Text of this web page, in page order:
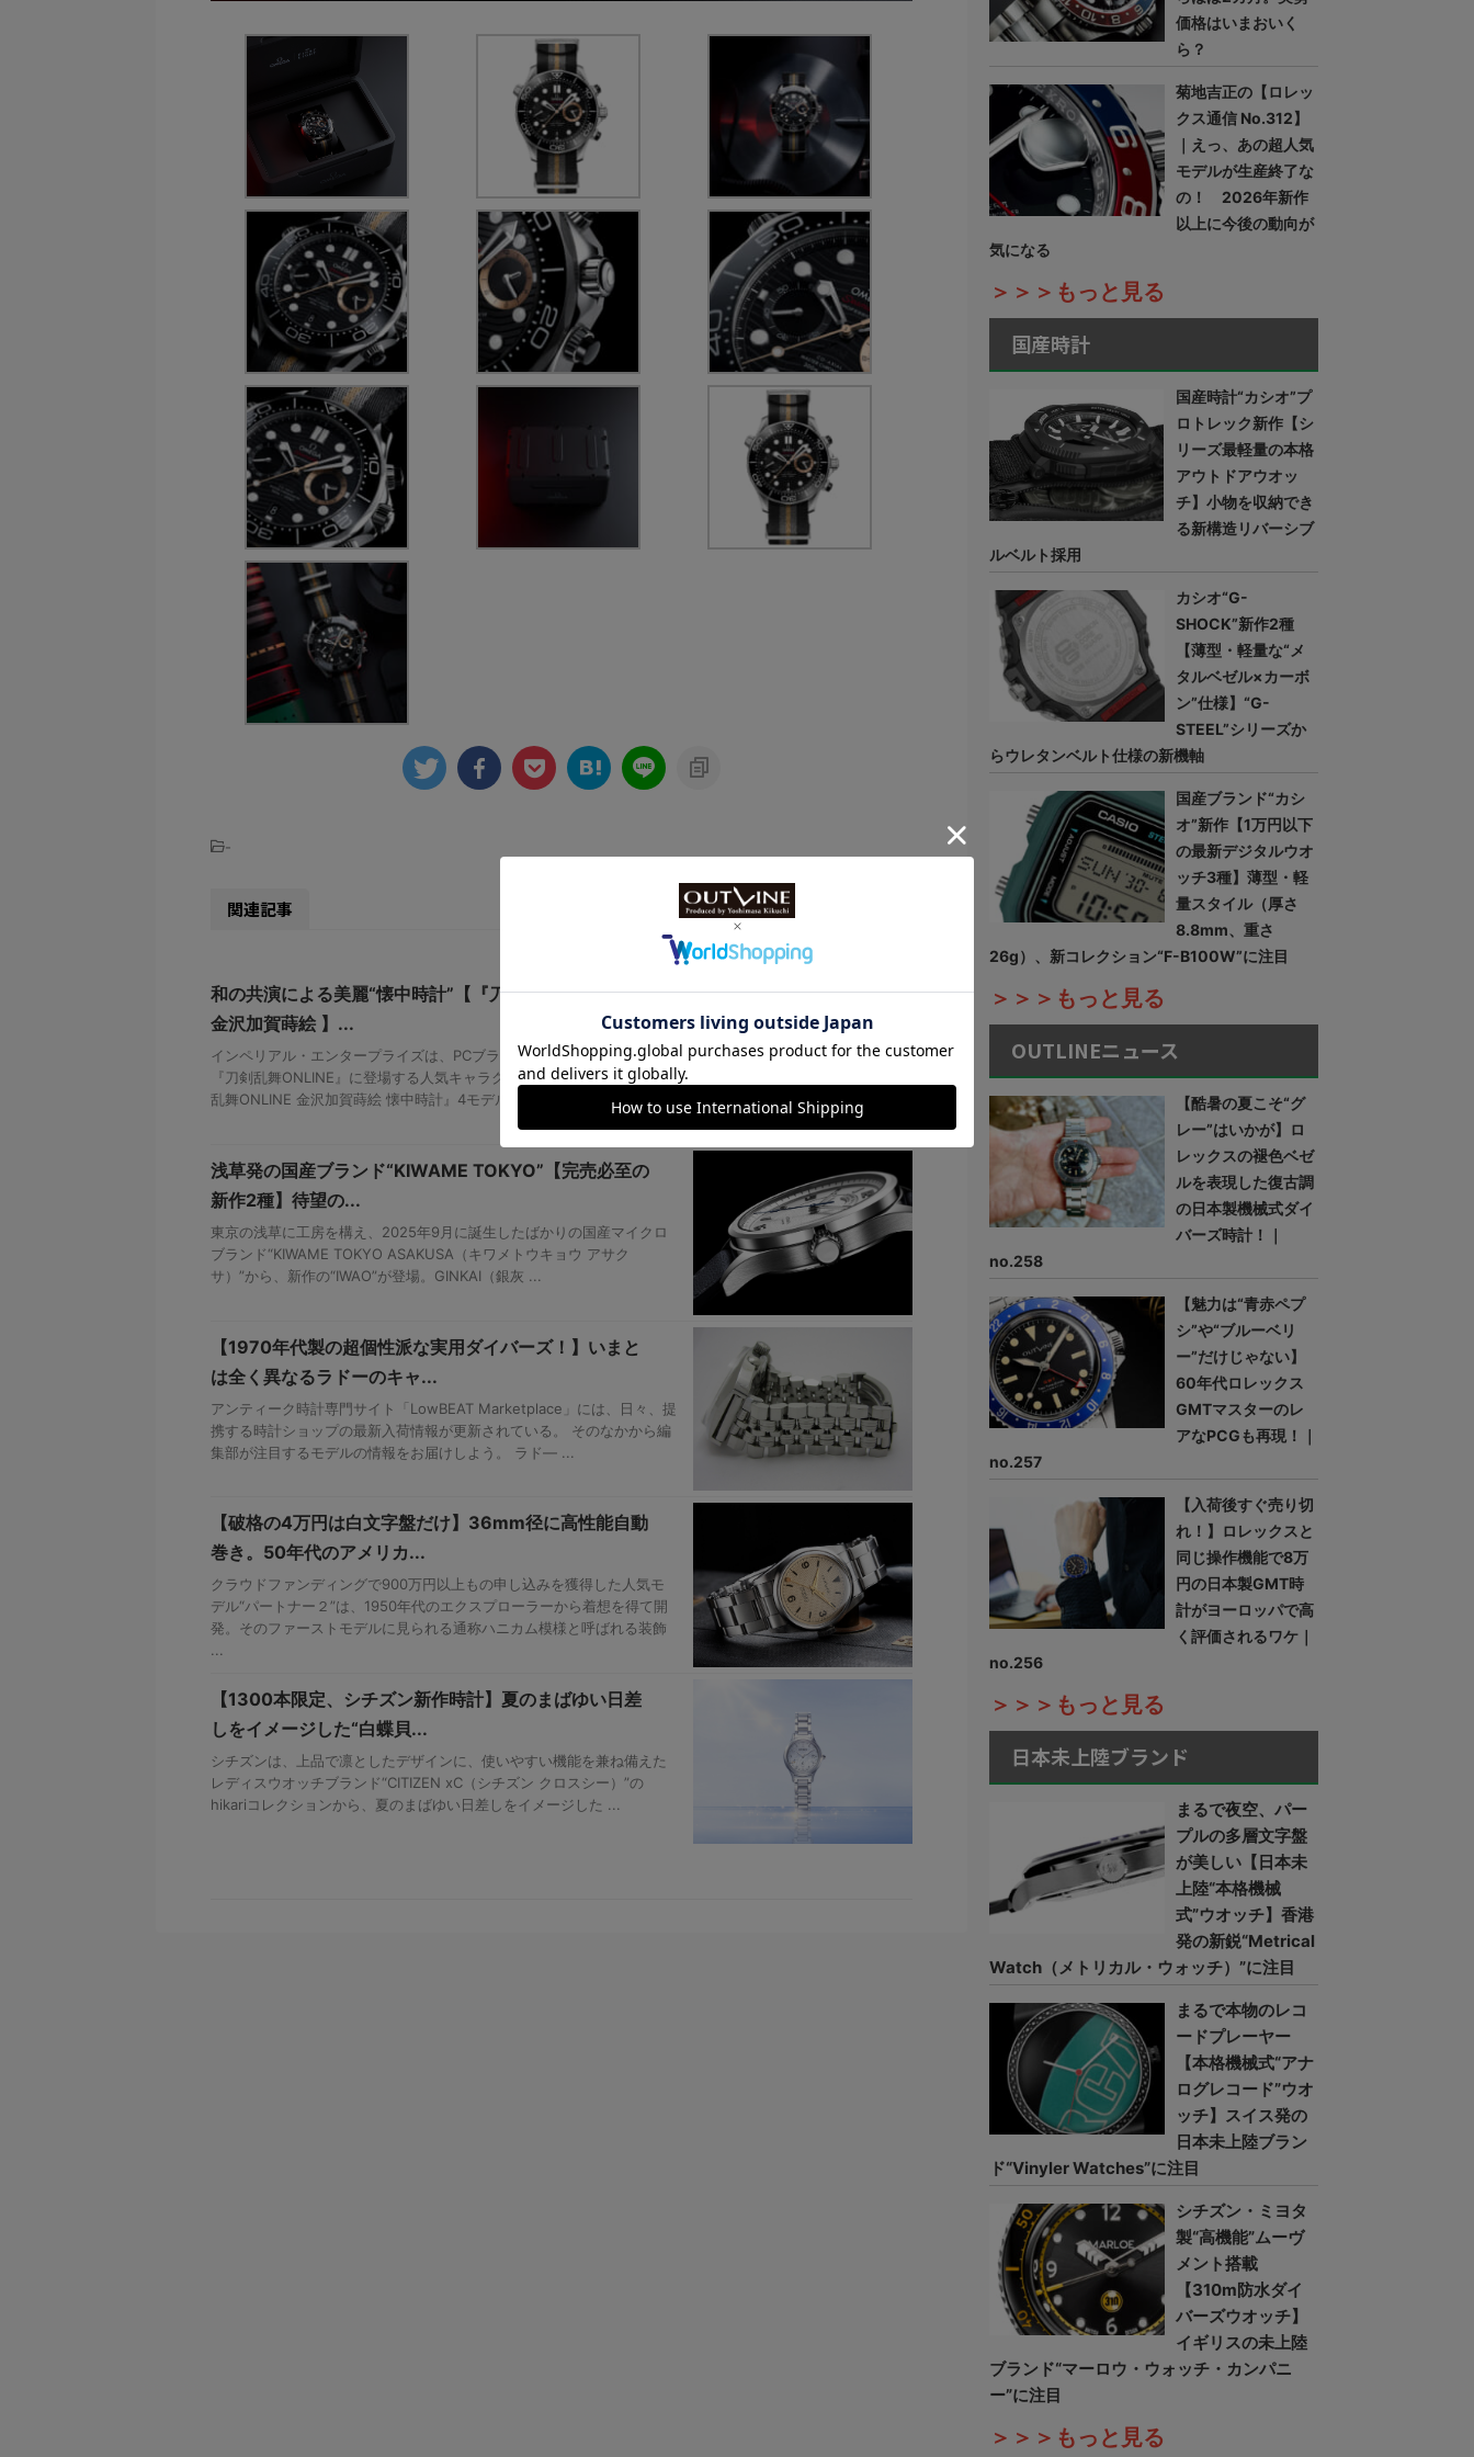
-
関連記事
和の共演による美麗“懐中時計”【『刀剣乱舞ONLINE』×
金沢加賀蒔絵 】...
インペリアル・エンタープライズは、PCブラウザ・スマホアプリゲーム
『刀剣乱舞ONLINE』に登場する人気キャラクターをイメージした『刀剣
乱舞ONLINE 金沢加賀蒔絵 懐中時計』4モデルを発表。202 ...
浅草発の国産ブランド“KIWAME TOKYO”【完売必至の
新作2種】待望の...
東京の浅草に工房を構え、2025年9月に誕生したばかりの国産マイクロ
ブランド“KIWAME TOKYO ASAKUSA（キワメトウキョウ アサク
サ）”から、新作の“IWAO”が登場。GINKAI（銀灰 ...
【1970年代製の超個性派な実用ダイバーズ！】いまと
は全く異なるラドーのキャ...
アンティーク時計専門サイト「LowBEAT Marketplace」には、日々、提
携する時計ショップの最新入荷情報が更新されている。 そのなかから編
集部が注目するモデルの情報をお届けしよう。 ラド― ...
【破格の4万円は白文字盤だけ】36mm径に高性能自動
巻き。50年代のアメリカ...
クラウドファンディングで900万円以上もの申し込みを獲得した人気モ
デル“パートナー２”は、1950年代のエクスプローラーから着想を得て開
発。そのファーストモデルに見られる通称ハニカム模様と呼ばれる装飾
...
【1300本限定、シチズン新作時計】夏のまばゆい日差
しをイメージした“白蝶貝...
シチズンは、上品で凛としたデザインに、使いやすい機能を兼ね備えた
レディスウオッチブランド“CITIZEN xC（シチズン クロスシー）”の
hikariコレクションから、夏のまばゆい日差しをイメージした ...
価格はいまおいく
ら？
菊地吉正の【ロレッ
クス通信 No.312】
｜えっ、あの超人気
モデルが生産終了な
の！ 2026年新作
以上に今後の動向が
気になる
＞＞＞もっと見る
国産時計
国産時計“カシオ”プ
ロトレック新作【シ
リーズ最軽量の本格
アウトドアウオッ
チ】小物を収納でき
る新構造リバーシブ
ルベルト採用
カシオ“G-
SHOCK”新作2種
【薄型・軽量な“メ
タルベゼル×カーボ
ン”仕様】“G-
STEEL”シリーズか
らウレタンベルト仕様の新機軸
国産ブランド“カシ
オ”新作【1万円以下
の最新デジタルウオ
ッチ3種】薄型・軽
量スタイル（厚さ
8.8mm、重さ
26g）、新コレクション“F-B100W”に注目
＞＞＞もっと見る
OUTLINEニュース
【酷暑の夏こそ“グ
レー”はいかが】ロ
レックスの褪色ベゼ
ルを表現した復古調
の日本製機械式ダイ
バーズ時計！｜
no.258
【魅力は“青赤ペプ
シ”や“ブルーベリ
ー”だけじゃない】
60年代ロレックス
GMTマスターのレ
アなPCGも再現！｜
no.257
【入荷後すぐ売り切
れ！】ロレックスと
同じ操作機能で8万
円の日本製GMT時
計がヨーロッパで高
く評価されるワケ｜
no.256
＞＞＞もっと見る
日本未上陸ブランド
まるで夜空、パー
プルの多層文字盤
が美しい【日本未
上陸“本格機械
式”ウオッチ】香港
発の新鋭“Metrical
Watch（メトリカル・ウォッチ）”に注目
まるで本物のレコ
ードプレーヤー
【本格機械式“アナ
ログレコード”ウオ
ッチ】スイス発の
日本未上陸ブラン
ド“Vinyler Watches”に注目
シチズン・ミヨタ
製“高機能”ムーヴ
メント搭載
【310m防水ダイ
バーズウオッチ】
イギリスの未上陸
ブランド“マーロウ・ウォッチ・カンパニ
ー”に注目
＞＞＞もっと見る